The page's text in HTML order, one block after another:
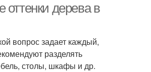
оттенки дерева в
вопрос задает каждый,
разделять
столы, шкафы и др.